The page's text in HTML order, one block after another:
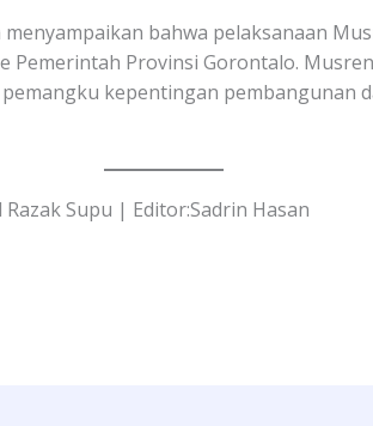
bahwa pelaksanaan
Pemerintah Provinsi Gorontalo.
kepentingan pembangunan
Supu | Editor:Sadrin Hasan